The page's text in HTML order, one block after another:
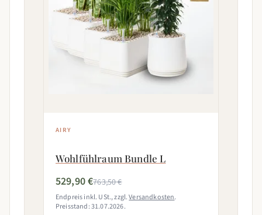
AIRY
Wohlfühlraum Bundle L
529,90 €763,50 €
Endpreis inkl. USt., zzgl.Versandkosten.
Preisstand: 31.07.2026.